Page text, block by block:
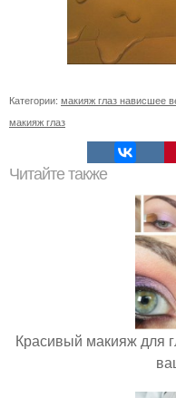
Категории: макияж глаз нависшее
макияж глаз
Читайте также
Красивый макияж для